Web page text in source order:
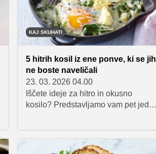
KAJ SKUHATI
5 hitrih kosil iz ene ponve, ki se jih
ne boste naveličali
23. 03. 2026 04.00
Iščete ideje za hitro in okusno
kosilo? Predstavljamo vam pet jedi
popolne za dni, ko nimate veliko
časa za kuhanje.